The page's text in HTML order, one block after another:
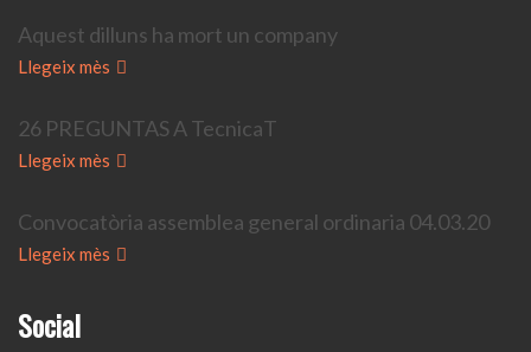
Aquest dilluns ha mort un company
Llegeix mès
26 PREGUNTAS A TecnicaT
Llegeix mès
Convocatòria assemblea general ordinaria 04.03.20
Llegeix mès
Social